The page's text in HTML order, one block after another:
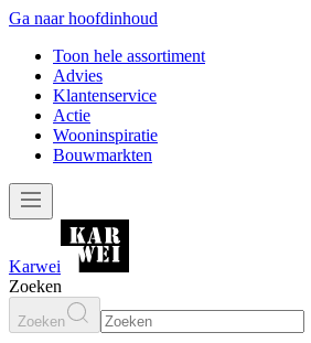
Ga naar hoofdinhoud
Toon hele assortiment
Advies
Klantenservice
Actie
Wooninspiratie
Bouwmarkten
Karwei
Zoeken
Zoeken